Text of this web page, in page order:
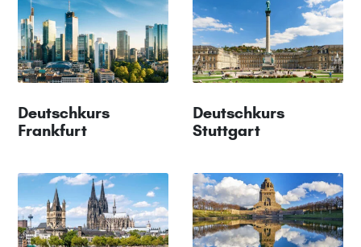
Deutschkurs
Frankfurt
Deutschkurs
Stuttgart